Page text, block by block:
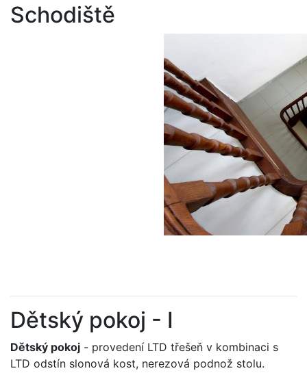
Schodiště
Dětský pokoj - I
Dětský pokoj - provedení LTD třešeň v kombinaci s
LTD odstín slonová kost, nerezová podnož stolu.